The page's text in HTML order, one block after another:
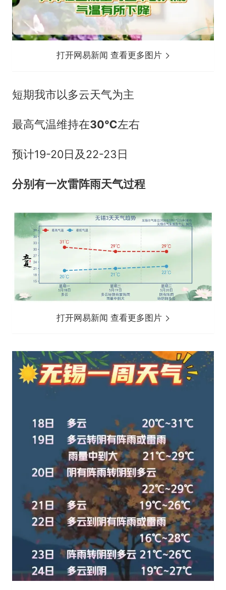
打开网易新闻 查看更多图片
短期我市以多云天气为主
最高气温维持在30℃左右
预计19-20日及22-23日
分别有一次雷阵雨天气过程
打开网易新闻 查看更多图片